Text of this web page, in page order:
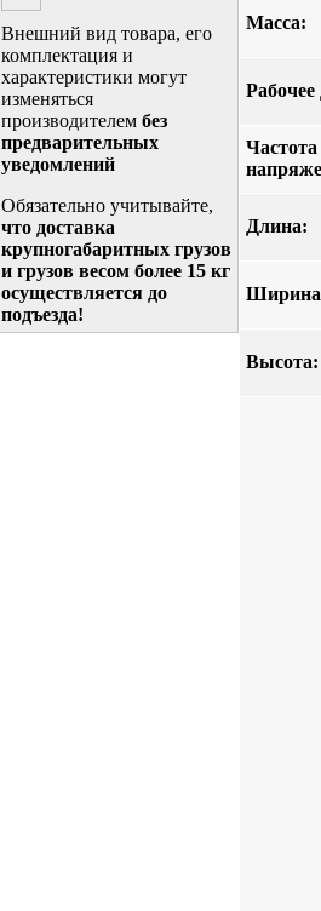
Внешний вид товара, его
комплектация и
характеристики могут
изменяться
производителем без
предварительных
уведомлений
Обязательно учитывайте,
что доставка
крупногабаритных грузов
и грузов весом более 15 кг
осуществляется до
подъезда!
Масса:
Рабочее
Частота
Длина:
Высота: